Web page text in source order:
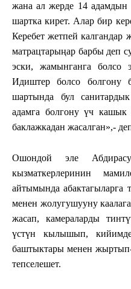
жана ал жерде 14
шартка кирет. Алар бир
Керебет жетпей
матрацтарыңар барбы деп
эски, жамынганга
Идиштер болсо болгону
шартында бул
адамга болгону үч
баклажкадан жасалган»,-
Ошондой эле
кызматкерлеринин
айтымында абактагыларга
менен жолугушууну
жасап, камераларды
үстүн кылышып,
баштыктары менен
тепселешет.